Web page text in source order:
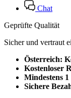
Chat
Geprüfte Qualität
Sicher und vertraut
Österreich:
Kostenloser
Mindestens 1
Sichere